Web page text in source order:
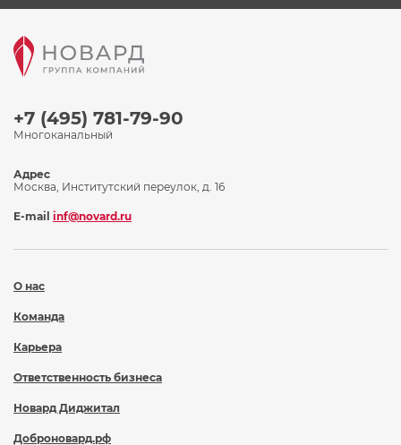
+7 (495) 781-79-90
Многоканальный
О нас
Команда
Карьера
Ответственность бизнеса
Новард Диджитал
Доброновард.рф
Адрес
Москва, Институтский переулок, д. 16
E-mail inf@novard.ru